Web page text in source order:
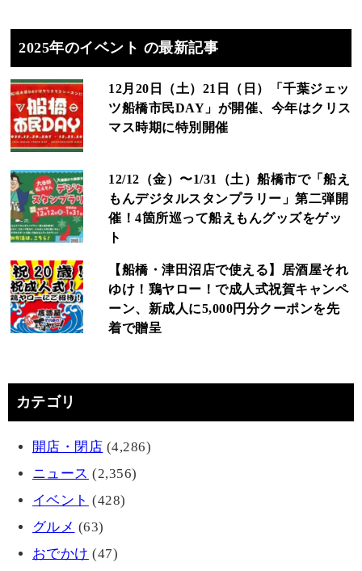
2025年のイベント の最新記事
12月20日（土）21日（日）「千葉ジェッ
ツ船橋市民DAY」が開催、今年はクリス
マス時期に特別開催
12/12（金）〜1/31（土）船橋市で「船え
もんデジタルスタンプラリー」第二弾開
催！4箇所巡って船えもんグッズをゲッ
ト
【船橋・津田沼店で使える】居酒屋それ
ゆけ！鶏ヤロー！で成人式祝賀キャンペ
ーン、新成人に5,000円分クーポンを先
着で贈呈
カテゴリ
開店・閉店 (4,286)
ニュース (2,356)
イベント (428)
グルメ (63)
おでかけ (47)